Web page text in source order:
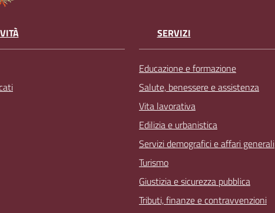
SERVIZI
Educazione e formazione
Salute, benessere e assistenza
Vita lavorativa
Edilizia e urbanistica
Servizi demografici e affari generali
Turismo
Giustizia e sicurezza pubblica
Tributi, finanze e contravvenzioni